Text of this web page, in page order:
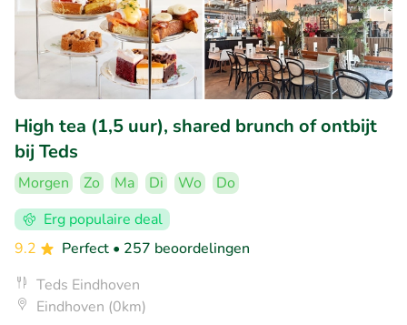
High tea (1,5 uur), shared brunch of ontbijt
bij Teds
Morgen Zo Ma Di Wo
Do
Erg populaire deal
9.2
Perfect • 257 beoordelingen
Teds Eindhoven
Eindhoven (0km)